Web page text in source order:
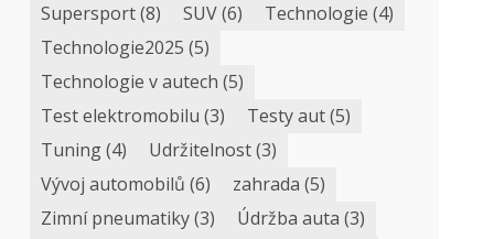
Supersport(8) SUV(6) Technologie (4)
Technologie2025 (5)
Technologie v autech (5)
Test elektromobilu (3) Testy aut(5)
Tuning(4) Udržitelnost(3)
Vývoj automobilů (6) zahrada (5)
Zimní pneumatiky(3) Údržba auta (3)